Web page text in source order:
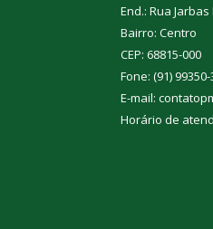
End.: Rua
Bairro: Centro
CEP: 68815-000
Fone: (91)
E-mail:
Horário de